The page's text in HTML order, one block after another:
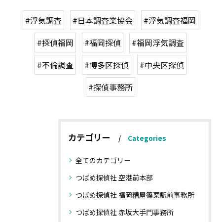
#浮気調査 #日本調査業協会
#浮気調査福岡
#探偵福岡
#福岡探偵
#福岡浮気調査
#不倫調査
#博多区探偵
#中央区探偵
#探偵事務所
カテゴリー Categories
全てのカテゴリー
つばめ探偵社 空港前本部
つばめ探偵社 福岡糟屋篠栗駅前事務所
つばめ探偵社 赤坂大手門事務所